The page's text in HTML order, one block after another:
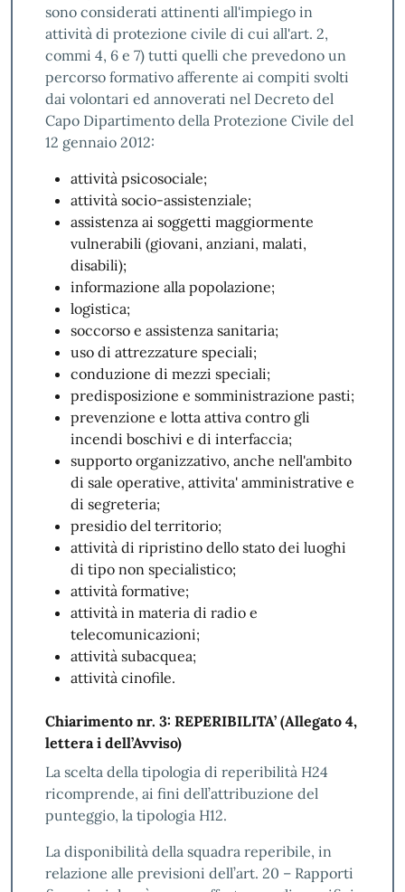
sono considerati attinenti all'impiego in
attività di protezione civile di cui all'art. 2,
commi 4, 6 e 7) tutti quelli che prevedono un
percorso formativo afferente ai compiti svolti
dai volontari ed annoverati nel Decreto del
Capo Dipartimento della Protezione Civile del
12 gennaio 2012:
attività psicosociale;
attività socio-assistenziale;
assistenza ai soggetti maggiormente
vulnerabili (giovani, anziani, malati,
disabili);
informazione alla popolazione;
logistica;
soccorso e assistenza sanitaria;
uso di attrezzature speciali;
conduzione di mezzi speciali;
predisposizione e somministrazione pasti;
prevenzione e lotta attiva contro gli
incendi boschivi e di interfaccia;
supporto organizzativo, anche nell'ambito
di sale operative, attivita' amministrative e
di segreteria;
presidio del territorio;
attività di ripristino dello stato dei luoghi
di tipo non specialistico;
attività formative;
attività in materia di radio e
telecomunicazioni;
attività subacquea;
attività cinofile.
Chiarimento nr. 3: REPERIBILITA’ (Allegato 4,
lettera i dell’Avviso)
La scelta della tipologia di reperibilità H24
ricomprende, ai fini dell’attribuzione del
punteggio, la tipologia H12.
La disponibilità della squadra reperibile, in
relazione alle previsioni dell’art. 20 – Rapporti